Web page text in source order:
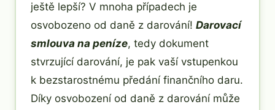
ještě lepší? V mnoha případech je
osvobozeno od daně z darování! Darovací
smlouva na peníze, tedy dokument
stvrzující darování, je pak vaší vstupenkou
k bezstarostnému předání finančního daru.
Díky osvobození od daně z darování může